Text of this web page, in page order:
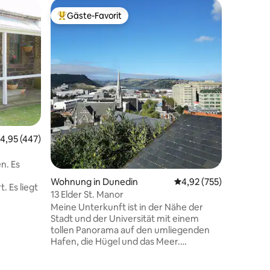
Bewertungen
Bewertung: 4,95 von 5, 447 Bewertungen
4,95 (447)
Es liegt
Beliebter Gäste-Favorit.
Gäste-Favorit
Wohnung in Dunedin Durchschnittliche
4,92 (755)
13 Elder St. Manor
Meine Unterkunft ist in der Nähe der
Stadt und der Universität mit einem
tollen Panorama auf den umliegenden
Hafen, die Hügel und das Meer.